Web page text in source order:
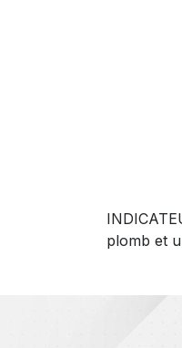
plomb et